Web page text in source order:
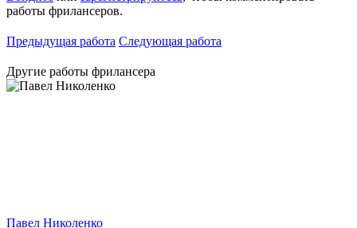
работы фрилансеров.
Предыдущая работа Следующая работа
Другие работы фрилансера
Павел Николенко